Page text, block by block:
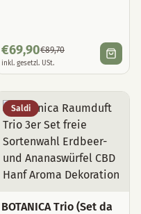
€69,90€89,70
inkl. gesetzl. USt.
Saldi
BOTANICA Trio (Set da